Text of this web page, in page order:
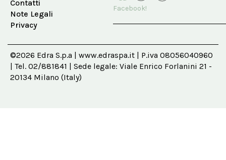
Contatti
Note Legali
Privacy
©2026 Edra S.p.a | www.edraspa.it | P.iva 08056040960
| Tel. 02/881841 | Sede legale: Viale Enrico Forlanini 21 -
20134 Milano (Italy)